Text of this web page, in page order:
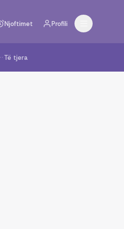
Njoftimet Profili
Të tjera